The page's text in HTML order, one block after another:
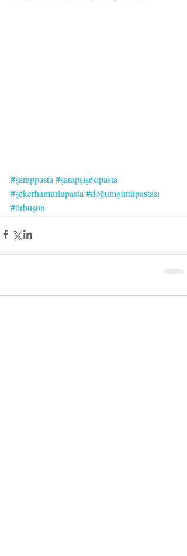
#şarappasta #şarapşişesipasta
#şekerhamurlupasta #doğumgünüpastası
#tirbüşön